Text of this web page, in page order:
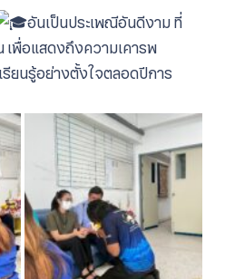
อันเป็นประเพณีอันดีงาม ที่
พื่อแสดงถึงความเคารพ
ยนรู้อย่างตั้งใจตลอดปีการ